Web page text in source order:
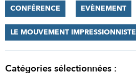
CONFÉRENCE EVÈNEMENT
LE MOUVEMENT IMPRESSIONNISTE
Catégories sélectionnées :